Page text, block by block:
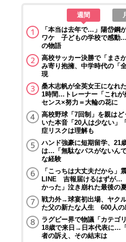
週間
「本当は去年で…」陽岱鋼
ワケ 子どもの学校で感動
の物語
高校サッカー決勝で「ま
み寄り抱擁、中学時代の「
現
桑木志帆が全英女王になれ
1時間…トレーナー「これが
センス×努力＝大輪の花に
高校野球「7回制」を親は
いた本音「20人は少ない」
症リスクは理解も
ハンド強豪に短期留学、21
は…「無駄なパスがないん
な経験
「こっちは大丈夫だから」
LINE 吉報届けるはずが…
かった」泣き崩れた最後
戦力外→球宴初出場、ヤク
た父の新たな人生 600人の
ラグビー界で物議「カテゴ
18歳で来日→日本代表に…
者の訴え、その結末は